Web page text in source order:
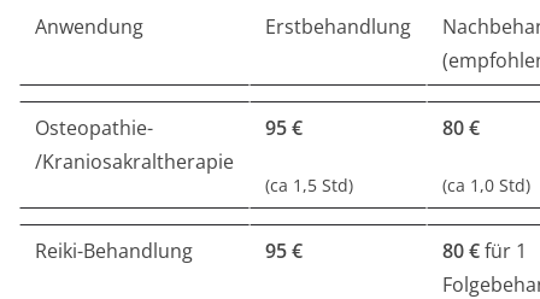
Anwendung Erstbehandlung
Osteopathie-
/Kraniosakraltherapie
95 €
(ca 1,5 Std)
80 €
(ca 1,0 Std)
Reiki-Behandlung 95 € 80 €für 1